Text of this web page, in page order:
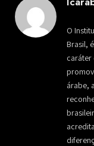
O
Brasil,
caráter
árabe,